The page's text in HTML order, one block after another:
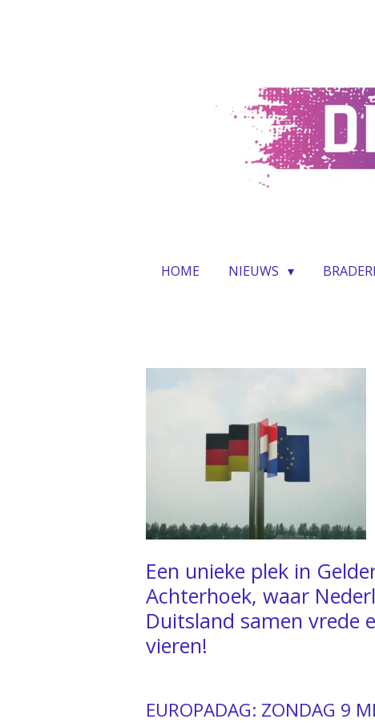
HOME NIEUWS
Een unieke plek in
Achterhoek, waar
Duitsland samen vrede
vieren!
EUROPADAG: ZONDAG 9